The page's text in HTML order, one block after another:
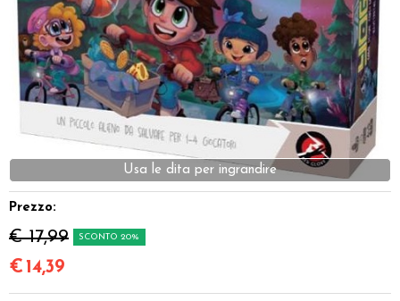
Dadi
Accessori
Giocattoli e Gadget
Offerte del Dragone
Usa le dita per ingrandire
Prezzo:
€ 17,99 SCONTO 20%
€ 14,39